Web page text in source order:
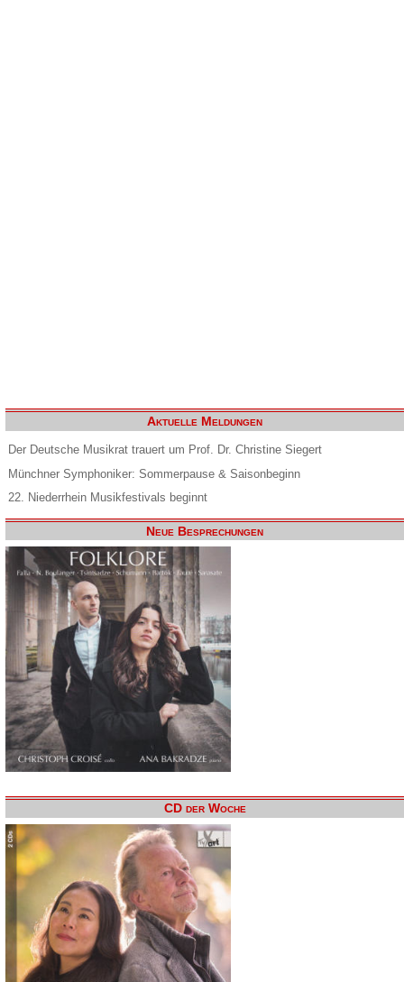
Aktuelle Meldungen
Der Deutsche Musikrat trauert um Prof. Dr. Christine Siegert
Münchner Symphoniker: Sommerpause & Saisonbeginn
22. Niederrhein Musikfestivals beginnt
Neue Besprechungen
CD der Woche